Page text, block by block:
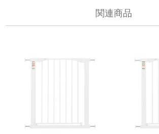
関連商品